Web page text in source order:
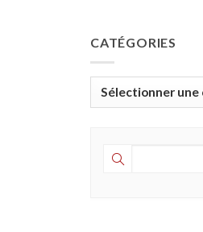
CATÉGORIES
Catégories